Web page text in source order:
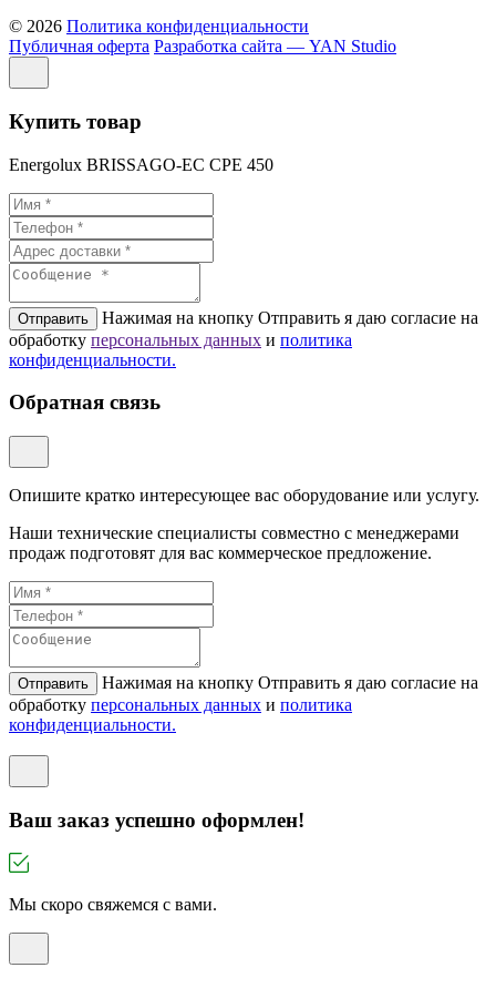
© 2026 Политика конфиденциальности
Публичная оферта Разработка сайта — YAN Studio
Купить товар
Energolux BRISSAGO-EC CPE 450
Отправить
Нажимая на кнопку Отправить я даю согласие на
обработку персональных данных и политикa
конфиденциальности.
Обратная связь
Опишите кратко интересующее вас оборудование или услугу.
Наши технические специалисты совместно с менеджерами
продаж подготовят для вас коммерческое предложение.
Отправить
Нажимая на кнопку Отправить я даю согласие на
обработку персональных данных и политикa
конфиденциальности.
Ваш заказ успешно оформлен!
Мы скоро свяжемся с вами.